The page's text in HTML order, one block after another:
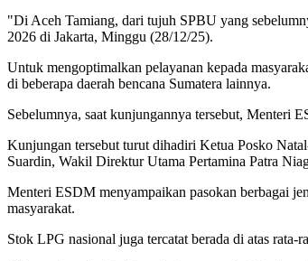
"Di Aceh Tamiang, dari tujuh SPBU yang
2026 di Jakarta, Minggu (28/12/25).
Untuk mengoptimalkan pelayanan kepada
di beberapa daerah bencana Sumatera lainnya.
Sebelumnya, saat kunjungannya tersebut, Menteri
Kunjungan tersebut turut dihadiri Ketua Posko
Suardin, Wakil Direktur Utama Pertamina Patra
Menteri ESDM menyampaikan pasokan berbagai
masyarakat.
Stok LPG nasional juga tercatat berada di atas rata-